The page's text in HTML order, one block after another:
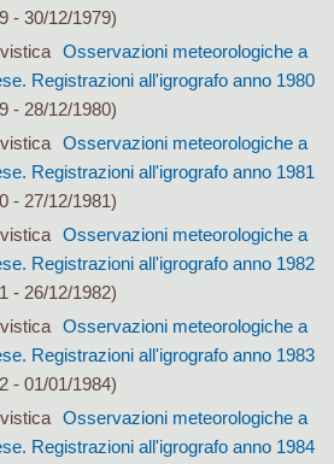
- 30/12/1979)
Osservazioni meteorologiche a
Registrazioni all'igrografo anno 1980
- 28/12/1980)
Osservazioni meteorologiche a
Registrazioni all'igrografo anno 1981
- 27/12/1981)
Osservazioni meteorologiche a
Registrazioni all'igrografo anno 1982
- 26/12/1982)
Osservazioni meteorologiche a
Registrazioni all'igrografo anno 1983
- 01/01/1984)
Osservazioni meteorologiche a
Registrazioni all'igrografo anno 1984